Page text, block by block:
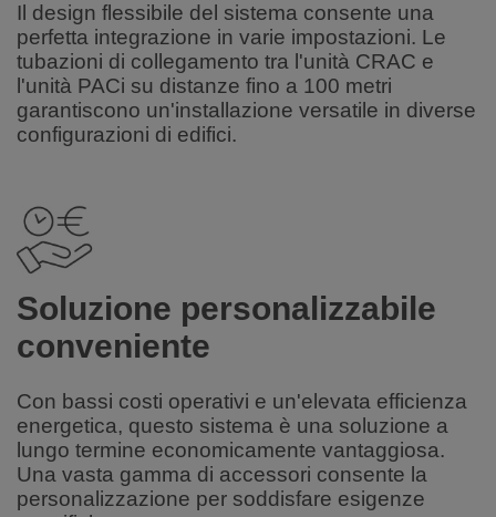
Il design flessibile del sistema consente una
perfetta integrazione in varie impostazioni. Le
tubazioni di collegamento tra l'unità CRAC e
l'unità PACi su distanze fino a 100 metri
garantiscono un'installazione versatile in diverse
configurazioni di edifici.
Soluzione personalizzabile
conveniente
Con bassi costi operativi e un'elevata efficienza
energetica, questo sistema è una soluzione a
lungo termine economicamente vantaggiosa.
Una vasta gamma di accessori consente la
personalizzazione per soddisfare esigenze